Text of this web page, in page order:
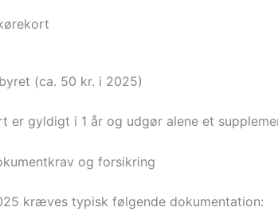
(ca. 50 kr. i 2025)
er gyldigt i 1 år og udgør alene et
og forsikring
kræves typisk følgende dokumentation: